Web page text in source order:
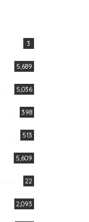
3
5,689
5,036
398
513
5,609
22
2,093